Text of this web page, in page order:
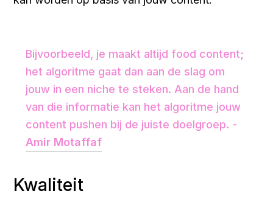
Bijvoorbeeld, je maakt altijd food content;
het algoritme gaat dan aan de slag om
jouw in een niche te steken. Aan de hand
van die informatie kan het algoritme jouw
content pushen bij de juiste doelgroep. -
Amir Motaffaf
Kwaliteit